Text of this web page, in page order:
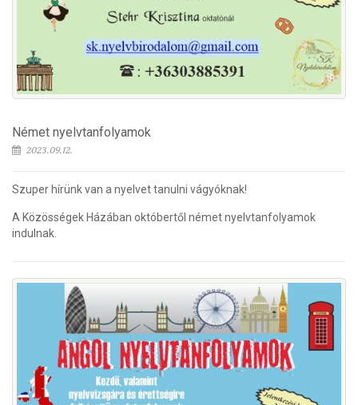
Német nyelvtanfolyamok
2023.09.12.
Szuper hírünk van a nyelvet tanulni vágyóknak!
A Közösségek Házában októbertől német nyelvtanfolyamok
indulnak.